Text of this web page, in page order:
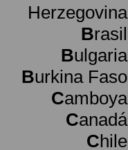
Herzegovina
Brasil
Bulgaria
Burkina Faso
Camboya
Canadá
Chile